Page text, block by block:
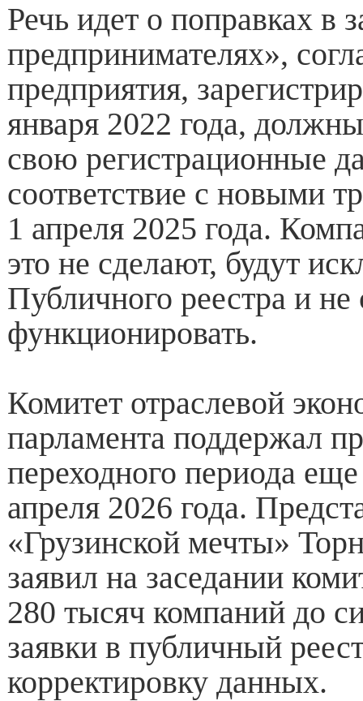
Речь идет о поправках в
предпринимателях»,
предприятия,
января 2022 года,
свою регистрационные
соответствие с новыми
1 апреля 2025 года.
это не сделают, будут
Публичного реестра и не
функционировать.
Комитет отраслевой
парламента поддержал
переходного периода
апреля 2026 года.
«Грузинской мечты»
заявил на заседании
280 тысяч компаний до
заявки в публичный
корректировку данных.